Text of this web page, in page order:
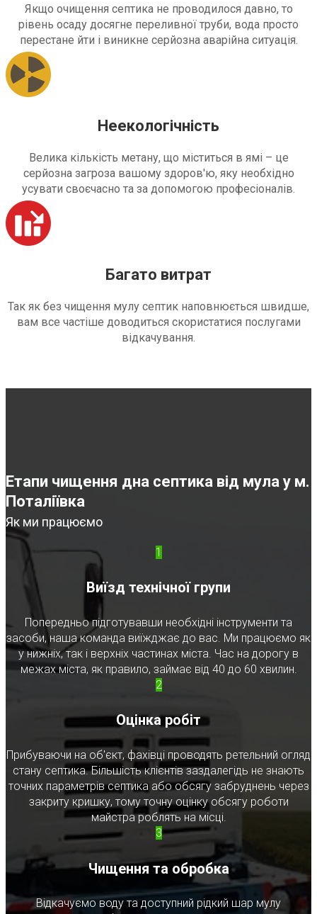
Якщо очищення септика не проводилося давно, то
рівень осаду досягне переливної труби, вода просто
перестане йти і виникне серйозна аварійна ситуація.
Неекологічність
Велика кількість метану, що міститься в ямі – це
серйозна загроза вашому здоров'ю, яку необхідно
усувати своєчасно та за допомогою професіоналів.
Багато витрат
Так як без чищення мулу септик наповнюється швидше,
вам все частіше доводиться скористатися послугами
відкачування.
Етапи чищення дна септика від мула у м.
Поталіївка
Як ми працюємо
1
Виїзд технічної групи
Попередньо підготувавши необхідні інструменти та
засоби, наша команда виїжджає до вас. Ми працюємо як
у нижніх, так і верхніх частинах міста. Час на дорогу в
межах міста, як правило, займає від 40 до 60 хвилин.
2
Оцінка робіт
Прибуваючи на об'єкт, фахівці проводять ретельний огляд
стану септика. Більшість клієнтів заздалегідь не знають
точних параметрів септика або обсягу забруднень через
закриту кришку, тому точну оцінку обсягу роботи
майстра роблять на місці.
3
Чищення та обробка
Відкачуємо воду та доступний рідкий шар мулу